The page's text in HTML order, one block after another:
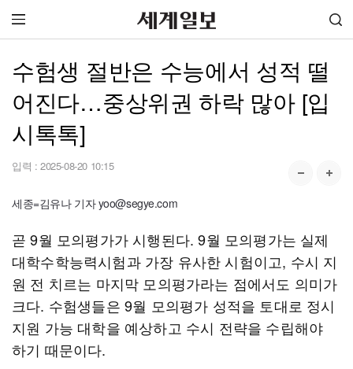
수험생 절반은 수능에서 성적 떨
어진다…중상위권 하락 많아 [입
시톡톡]
입력 : 2025-08-20 10:15
세종=김유나 기자 yoo@segye.com
곧 9월 모의평가가 시행된다. 9월 모의평가는 실제
대학수학능력시험과 가장 유사한 시험이고, 수시 지
원 전 치르는 마지막 모의평가라는 점에서도 의미가
크다. 수험생들은 9월 모의평가 성적을 토대로 정시
지원 가능 대학을 예상하고 수시 전략을 수립해야
하기 때문이다.